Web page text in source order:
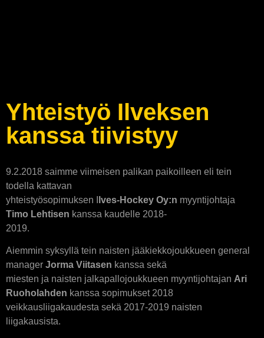
Yhteistyö Ilveksen
kanssa tiivistyy
9.2.2018 saimme viimeisen palikan paikoilleen eli tein
todella kattavan
yhteistyösopimuksen I
lves-Hockey Oy:n myyntijohtaja
Timo Lehtisen kanssa kaudelle 2018-
2019.
Aiemmin syksyllä tein naisten jääkiekkojoukkueen general
manager Jorma Viitasen kanssa sekä
miesten ja naisten jalkapallojoukkueen myyntijohtajan Ari
Ruoholahden kanssa sopimukset 2018
veikkausliigakaudesta sekä 2017-2019 naisten
liigakausista.